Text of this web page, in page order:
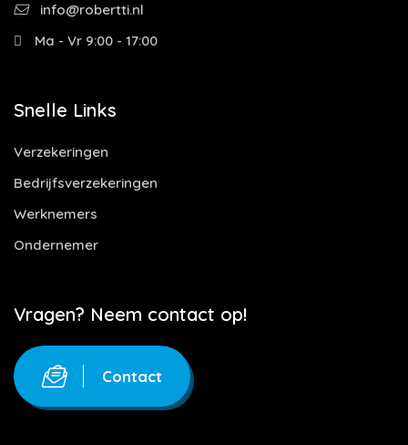
info@robertti.nl
Ma - Vr 9:00 - 17:00
Snelle Links
Verzekeringen
Bedrijfsverzekeringen
Werknemers
Ondernemer
Vragen? Neem contact op!
Contact